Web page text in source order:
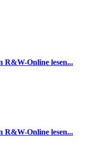
R&W-Online lesen...
R&W-Online lesen...